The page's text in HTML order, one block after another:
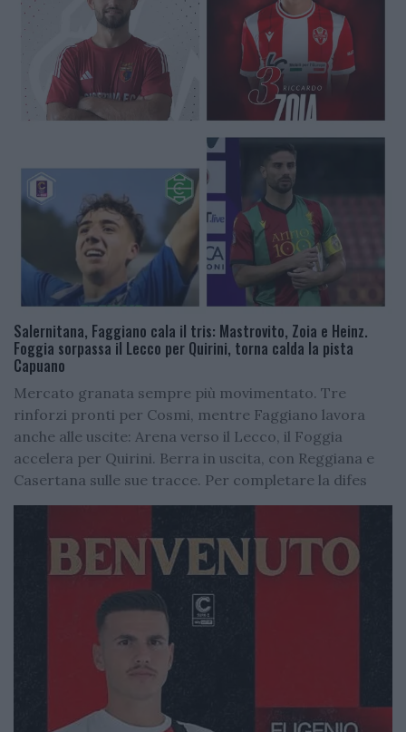
Salernitana, Faggiano cala il tris: Mastrovito, Zoia e Heinz.
Foggia sorpassa il Lecco per Quirini, torna calda la pista
Capuano
Mercato granata sempre più movimentato. Tre
rinforzi pronti per Cosmi, mentre Faggiano lavora
anche alle uscite: Arena verso il Lecco, il Foggia
accelera per Quirini. Berra in uscita, con Reggiana e
Casertana sulle sue tracce. Per completare la difes